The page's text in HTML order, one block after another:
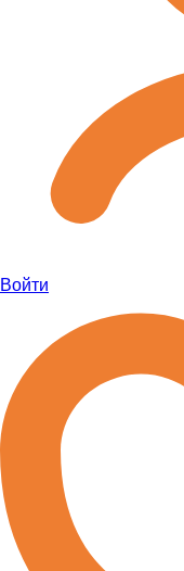
Войти